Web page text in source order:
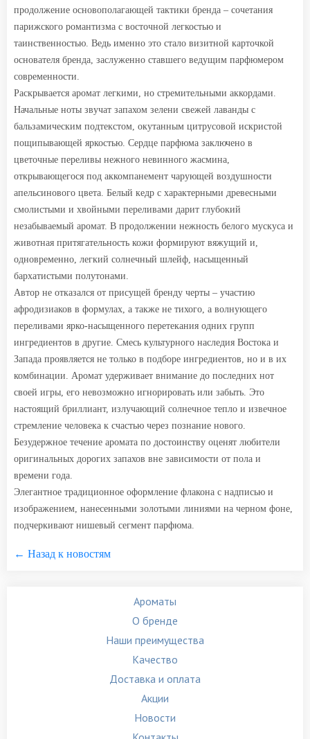
продолжение основополагающей тактики бренда – сочетания
парижского романтизма с восточной легкостью и
таинственностью. Ведь именно это стало визитной карточкой
основателя бренда, заслуженно ставшего ведущим парфюмером
современности.
Раскрывается аромат легкими, но стремительными аккордами.
Начальные ноты звучат запахом зелени свежей лаванды с
бальзамическим подтекстом, окутанным цитрусовой искристой
пощипывающей яркостью. Сердце парфюма заключено в
цветочные переливы нежного невинного жасмина,
открывающегося под аккомпанемент чарующей воздушности
апельсинового цвета. Белый кедр с характерными древесными
смолистыми и хвойными переливами дарит глубокий
незабываемый аромат. В продолжении нежность белого мускуса и
животная притягательность кожи формируют вяжущий и,
одновременно, легкий солнечный шлейф, насыщенный
бархатистыми полутонами.
Автор не отказался от присущей бренду черты – участию
афродизиаков в формулах, а также не тихого, а волнующего
переливами ярко-насыщенного перетекания одних групп
ингредиентов в другие. Смесь культурного наследия Востока и
Запада проявляется не только в подборе ингредиентов, но и в их
комбинации. Аромат удерживает внимание до последних нот
своей игры, его невозможно игнорировать или забыть. Это
настоящий бриллиант, излучающий солнечное тепло и извечное
стремление человека к счастью через познание нового.
Безудержное течение аромата по достоинству оценят любители
оригинальных дорогих запахов вне зависимости от пола и
времени года.
Элегантное традиционное оформление флакона с надписью и
изображением, нанесенными золотыми линиями на черном фоне,
подчеркивают нишевый сегмент парфюма.
← Назад к новостям
Ароматы
О бренде
Наши преимущества
Качество
Доставка и оплата
Акции
Новости